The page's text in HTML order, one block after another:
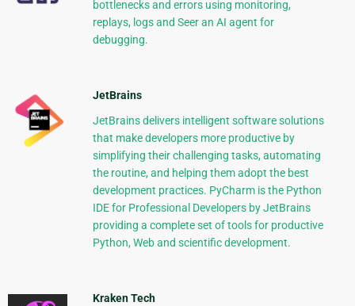
bottlenecks and errors using monitoring,
replays, logs and Seer an AI agent for
debugging.
JetBrains
JetBrains delivers intelligent software solutions
that make developers more productive by
simplifying their challenging tasks, automating
the routine, and helping them adopt the best
development practices. PyCharm is the Python
IDE for Professional Developers by JetBrains
providing a complete set of tools for productive
Python, Web and scientific development.
Kraken Tech